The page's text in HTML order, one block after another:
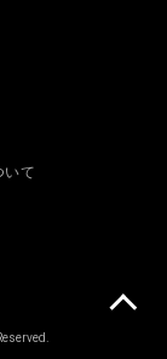
いて